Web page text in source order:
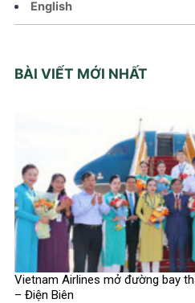
English
BÀI VIẾT MỚI NHẤT
Vietnam Airlines mở đường bay
– Điện Biên